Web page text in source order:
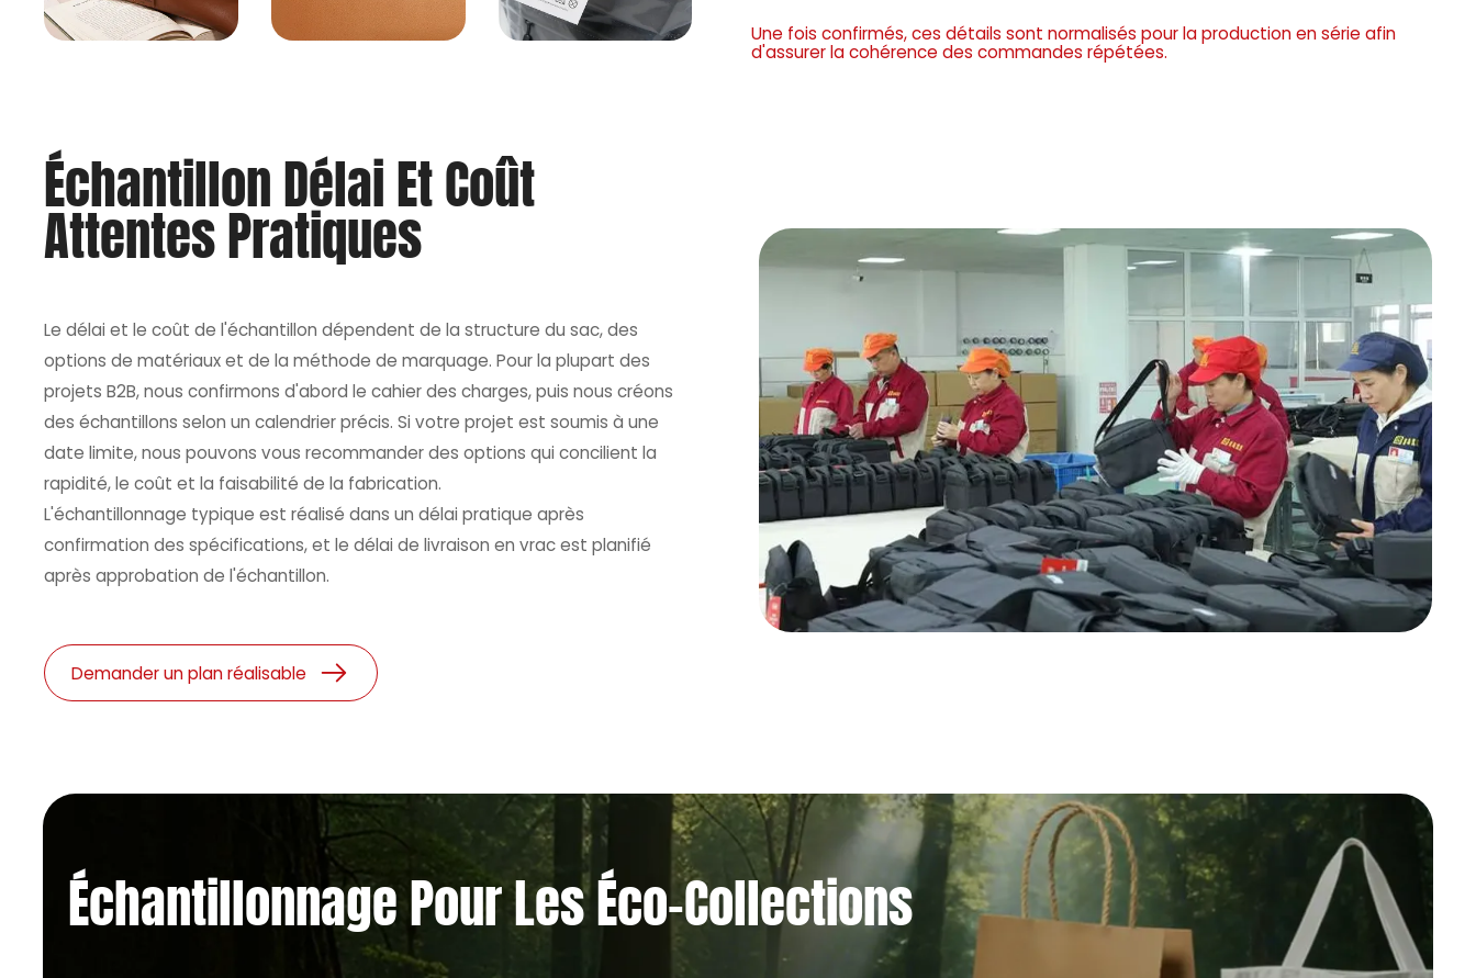
Une fois confirmés, ces détails sont normalisés pour la production en série afin
d'assurer la cohérence des commandes répétées.
Échantillon Délai Et Coût
Attentes Pratiques
Le délai et le coût de l'échantillon dépendent de la structure du sac, des
options de matériaux et de la méthode de marquage. Pour la plupart des
projets B2B, nous confirmons d'abord le cahier des charges, puis nous créons
des échantillons selon un calendrier précis. Si votre projet est soumis à une
date limite, nous pouvons vous recommander des options qui concilient la
rapidité, le coût et la faisabilité de la fabrication.
L'échantillonnage typique est réalisé dans un délai pratique après
confirmation des spécifications, et le délai de livraison en vrac est planifié
après approbation de l'échantillon.
Demander un plan réalisable
Échantillonnage Pour Les Éco-Collections